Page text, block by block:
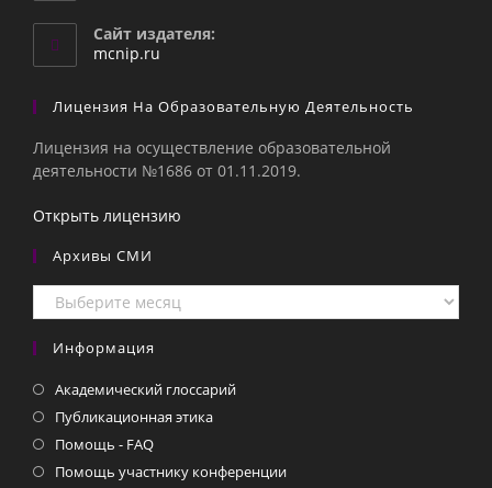
Сайт издателя:
mcnip.ru
Лицензия На Образовательную Деятельность
Лицензия на осуществление образовательной
деятельности №1686 от 01.11.2019.
Открыть лицензию
Архивы СМИ
Архивы
СМИ
Информация
Академический глоссарий
Публикационная этика
Помощь - FAQ
Помощь участнику конференции